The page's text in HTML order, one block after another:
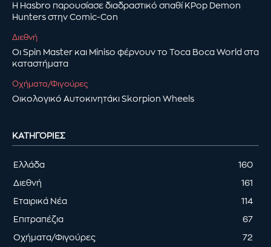
Η Hasbro παρουσίασε διαδραστικό σπαθί KPop Demon
Hunters στην Comic-Con
Διεθνή
Οι Spin Master και Miniso φέρνουν το Toca Boca World στα
καταστήματα
Οχήματα/Φιγούρες
Οικολογικό Αυτοκινητάκι Skorpion Wheels
ΚΑΤΗΓΟΡΊΕΣ
Ελλάδα 160
Διεθνή 161
Εταιρικά Νέα 114
Επιτραπέζια 67
Οχήματα/Φιγούρες 72